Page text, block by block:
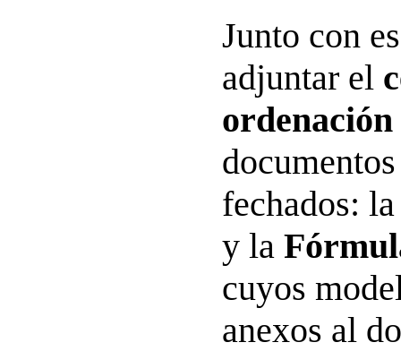
Junto con
adjuntar el
fechados:
y la
cuyos
anexos al